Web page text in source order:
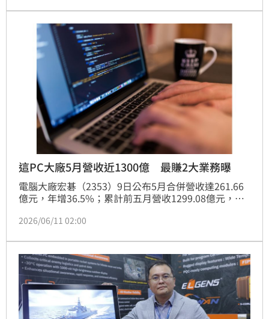
力拚2030年將非面板營收占比提升至70%。針對目標
價，三家本土法人觀點分歧，目標價區間落在23.6元至
25元之間，部分法人看好轉型題材，亦有法人擔憂面板
報價下跌壓力。投資人需審慎評估，注意面板產業景氣
循環及轉型技術成熟度，建議長期追蹤公司產能結構調
整與新產品貢獻進度。
這PC大廠5月營收近1300億 最賺2大業務曝
電腦大廠宏碁（2353）9日公布5月合併營收達261.66
億元，年增36.5%；累計前五月營收1299.08億元，年
高。不過，受到昨（10）日賣壓衝擊影響，宏碁股價終
2026/06/11 02:00